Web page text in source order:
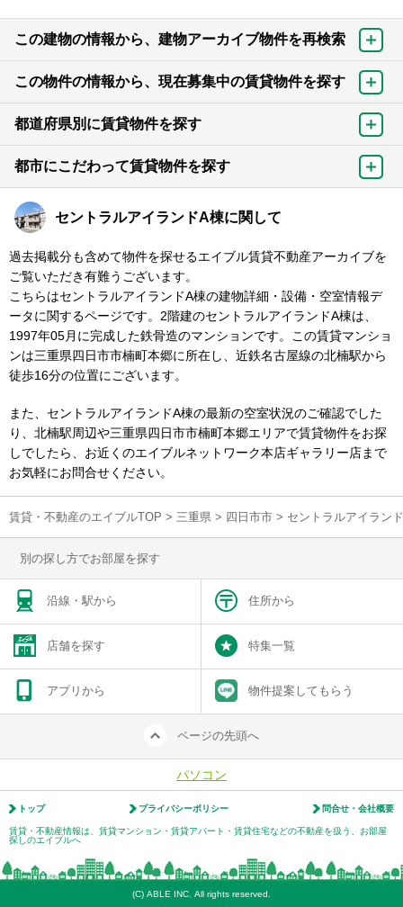
この建物の情報から、建物アーカイブ物件を再検索
この物件の情報から、現在募集中の賃貸物件を探す
都道府県別に賃貸物件を探す
都市にこだわって賃貸物件を探す
セントラルアイランドA棟に関して
過去掲載分も含めて物件を探せるエイブル賃貸不動産アーカイブを
ご覧いただき有難うございます。
こちらはセントラルアイランドA棟の建物詳細・設備・空室情報デ
ータに関するページです。2階建のセントラルアイランドA棟は、
1997年05月に完成した鉄骨造のマンションです。この賃貸マンショ
ンは三重県四日市市楠町本郷に所在し、近鉄名古屋線の北楠駅から
徒歩16分の位置にございます。
また、セントラルアイランドA棟の最新の空室状況のご確認でした
り、北楠駅周辺や三重県四日市市楠町本郷エリアで賃貸物件をお探
しでしたら、お近くのエイブルネットワーク本店ギャラリー店まで
お気軽にお問合せください。
賃貸・不動産のエイブルTOP > 三重県 > 四日市市 > セントラルアイラン
別の探し方でお部屋を探す
沿線・駅から 住所から
店舗を探す 特集一覧
アプリから 物件提案してもらう
ページの先頭へ
パソコン
トップ プライバシーポリシー 問合せ・会社概要
賃貸・不動産情報は、賃貸マンション・賃貸アパート・賃貸住宅などの不動産を扱う、お部屋
探しのエイブルへ
(C) ABLE INC. All rights reserved.